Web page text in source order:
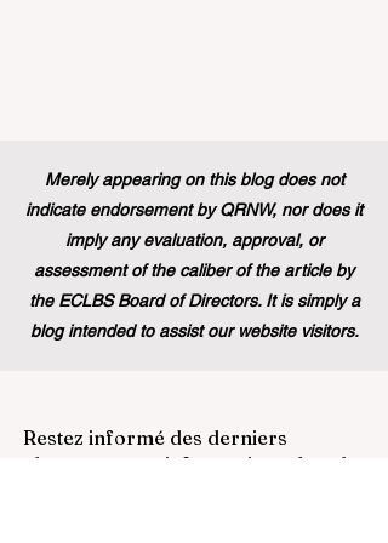
Merely appearing on this blog does not
indicate endorsement by QRNW, nor does it
imply any evaluation, approval, or
assessment of the caliber of the article by
the ECLBS Board of Directors. It is simply a
blog intended to assist our website visitors.
Restez informé des derniers
classements et informations dans le